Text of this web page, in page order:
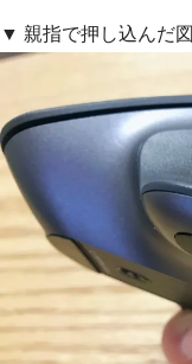
▼ 親指で押し込んだ図